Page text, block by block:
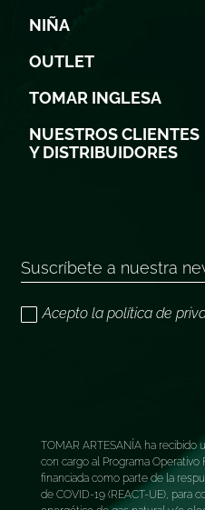
NIÑA
OUTLET
TOMAR INGLESA
NUESTROS CLIENTES
Y DISTRIBUIDORES
Acepto la política de
TOMAR ARTESANÍA ha recibido
con cargo al Programa Operativo
financiada como parte de la
de COVID-19 (REACT-UE), para